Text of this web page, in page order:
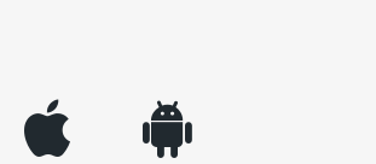
appleinc android